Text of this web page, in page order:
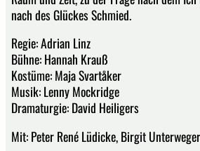
nach des Glückes Schmied.
Regie: Adrian Linz
Bühne: Hannah Krauß
Kostüme: Maja Svartåker
Musik: Lenny Mockridge
Dramaturgie: David Heiligers
Mit: Peter René Lüdicke, Birgit